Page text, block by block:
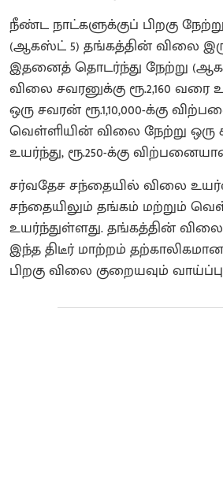
நீண்ட நாட்களுக்குப் பிறகு
(ஆகஸ்ட் 5) தங்கத்தின் விலை
இதனைத் தொடர்ந்து நேற்று
விலை சவரனுக்கு ரூ.2,160 வரை
ஒரு சவரன் ரூ.1,10,000-க்கு
வெள்ளியின் விலை நேற்று ஒரு
உயர்ந்து, ரூ.250-க்கு
சர்வதேச சந்தையில் விலை
சந்தையிலும் தங்கம் மற்றும்
உயர்ந்துள்ளது. தங்கத்தின்
இந்த திடீர் மாற்றம்
பிறகு விலை குறையவும்